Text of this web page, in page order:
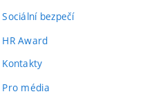
Sociální bezpečí
HR Award
Kontakty
Pro média